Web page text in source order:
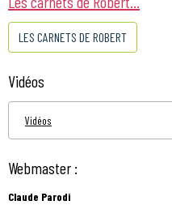
LES CARNETS DE ROBERT
Vidéos
Vidéos
Webmaster :
Claude Parodi